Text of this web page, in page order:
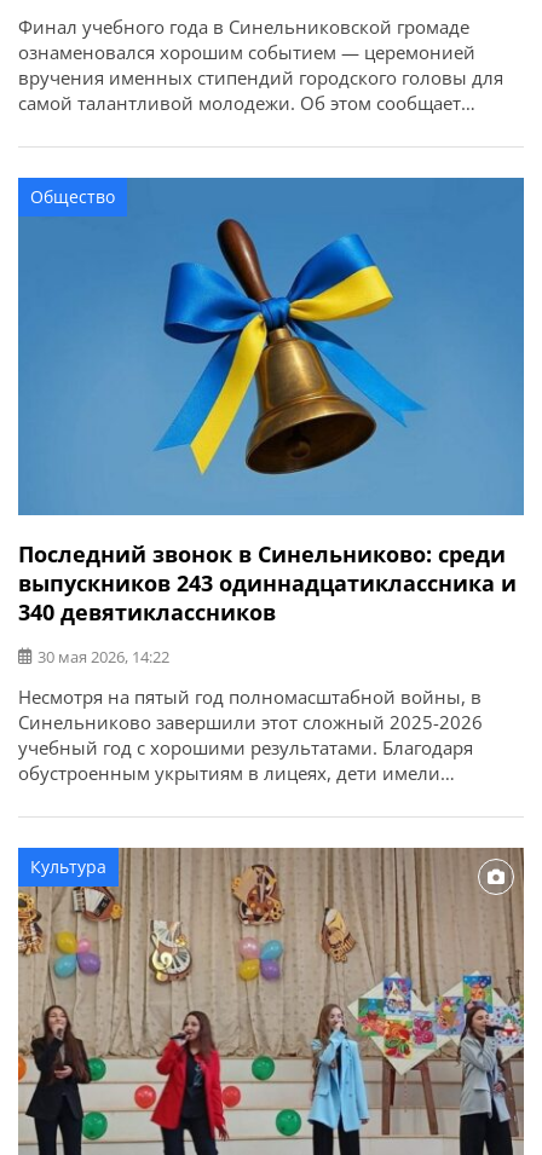
Финал учебного года в Синельниковской громаде
ознаменовался хорошим событием — церемонией
вручения именных стипендий городского головы для
самой талантливой молодежи. Об этом сообщает
Дмитрий Зражевский отметил лучших из лучших: В
этом году заслуженные награды получили 20
воспитанников лицеев, Центра детского и юношеского
творчества, школы искусств и ДЮСШ. Великолепные
музыкальные поздравления […]
Общество
Последний звонок в Синельниково: среди
выпускников 243 одиннадцатиклассника и
340 девятиклассников
30 мая 2026, 14:22
Несмотря на пятый год полномасштабной войны, в
Синельниково завершили этот сложный 2025-2026
учебный год с хорошими результатами. Благодаря
обустроенным укрытиям в лицеях, дети имели
сообщает Синельниковский городской совет.
Закончили обучение 243 одиннадцатиклассника, 14 – с
отличием, а также 340 девятиклассников, 17 – с
отличием. Впереди у одиннадцатиклассников — […]
Культура